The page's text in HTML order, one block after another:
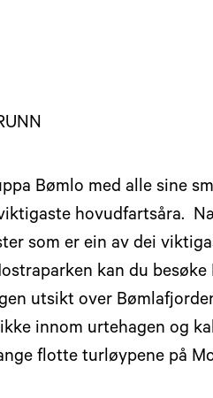
Bømlo med alle sine
hovudfartsåra.
som er ein av dei
kan du
utsikt over
innom urtehagen og
flotte turløypene på